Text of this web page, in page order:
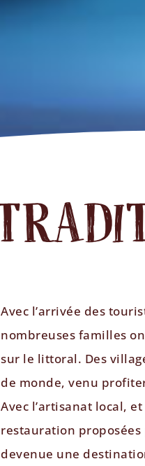
Avec l’arrivée des
nombreuses familles
sur le littoral. Des
de monde, venu
Avec l’artisanat local,
restauration proposées
devenue une